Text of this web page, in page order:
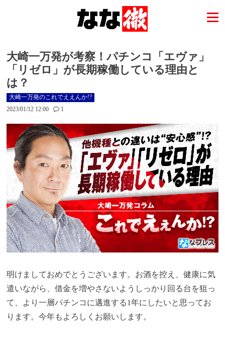
大崎一万発が考察！パチンコ「エヴァ」
「リゼロ」が長期稼働している理由と
は？
大崎一万発のこれでええんか!?
2023/01/12 12:00
1
明けましておめでとうございます。お酒を控え、健康に気
遣いながら、借金を増やさないようしっかり回る台を狙っ
て、より一層パチンコに邁進する1年にしたいと思ってお
ります。今年もよろしくお願いします。